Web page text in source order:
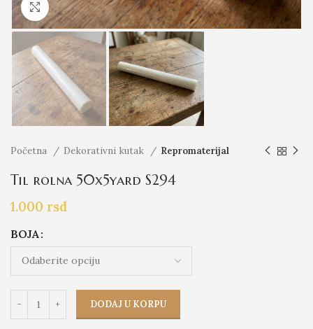
Click to enlarge
Početna Dekorativni kutak Repromaterijal
Til rolna 50x5yard S294
1.000 rsd
BOJA
DODAJ U KORPU